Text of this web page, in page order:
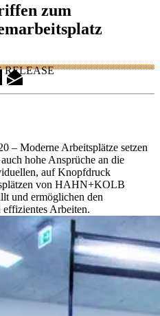
zum
RELEASE
– Moderne Arbeitsplätze setzen
hohe Ansprüche an die
auf Knopfdruck
von HAHN+KOLB
und ermöglichen den
effizientes Arbeiten.